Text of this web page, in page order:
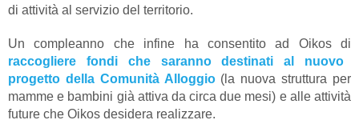
di attività al servizio del territorio.
Un compleanno che infine ha consentito ad Oikos di
raccogliere fondi che saranno destinati al nuovo
progetto della Comunità Alloggio(la nuova struttura per
mamme e bambini già attiva da circa due mesi) e alle attività
future che Oikos desidera realizzare.